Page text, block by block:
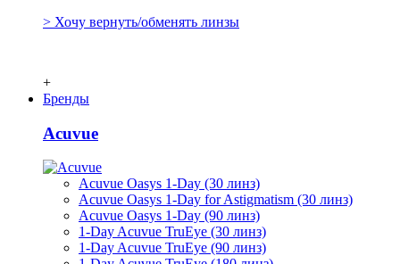
> Хочу вернуть/обменять линзы
+
Бренды
Acuvue
Acuvue Oasys 1-Day (30 линз)
Acuvue Oasys 1-Day for Astigmatism (30 линз)
Acuvue Oasys 1-Day (90 линз)
1-Day Acuvue TruEye (30 линз)
1-Day Acuvue TruEye (90 линз)